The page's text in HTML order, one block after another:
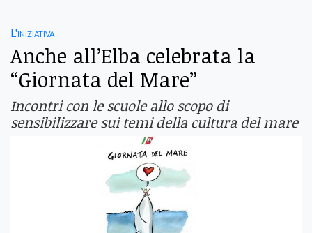
L'iniziativa
Anche all’Elba celebrata la
“Giornata del Mare”
Incontri con le scuole allo scopo di
sensibilizzare sui temi della cultura del mare